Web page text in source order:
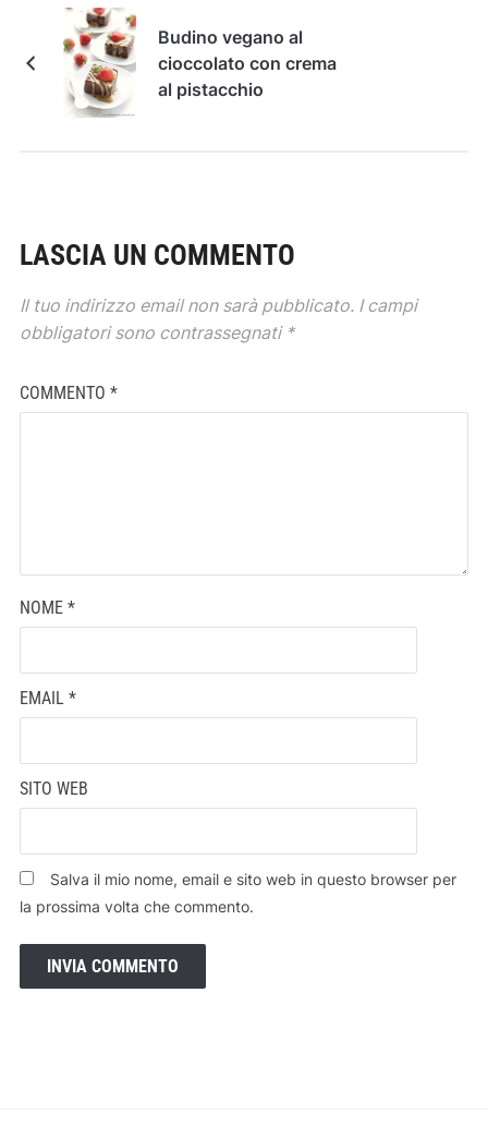
Budino vegano al
cioccolato con crema
al pistacchio
LASCIA UN COMMENTO
Il tuo indirizzo email non sarà pubblicato. I campi
obbligatori sono contrassegnati *
COMMENTO *
NOME *
EMAIL *
SITO WEB
Salva il mio nome, email e sito web in questo browser per
la prossima volta che commento.